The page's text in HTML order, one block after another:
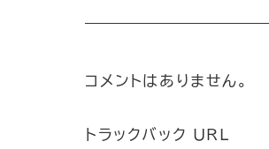
コメントはありません。
トラックバック URL